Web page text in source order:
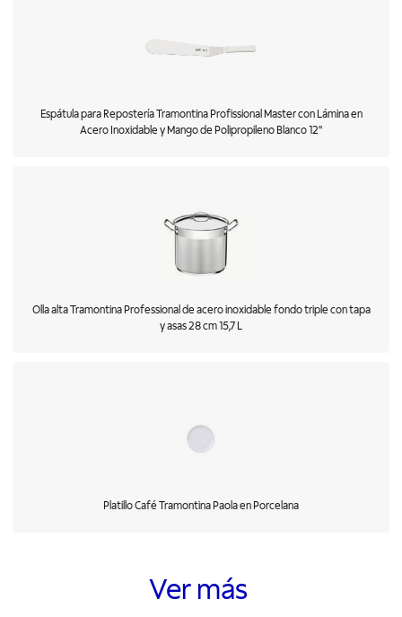
Espátula para Repostería Tramontina Profissional Master con Lámina en
Acero Inoxidable y Mango de Polipropileno Blanco 12"
Olla alta Tramontina Professional de acero inoxidable fondo triple con tapa
y asas 28 cm 15,7 L
Platillo Café Tramontina Paola en Porcelana
Ver más